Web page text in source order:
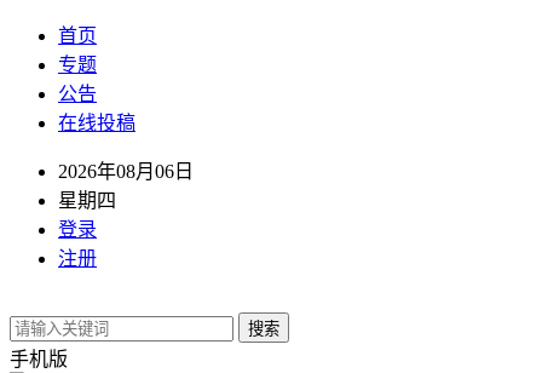
首页
专题
公告
在线投稿
2026年08月06日
星期四
登录
注册
搜索
手机版